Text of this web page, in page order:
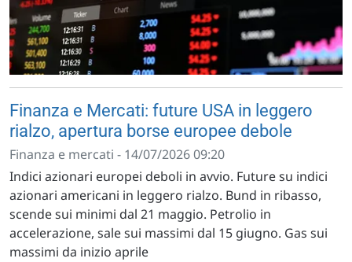
Finanza e Mercati: future USA in leggero
rialzo, apertura borse europee debole
Finanza e mercati - 14/07/2026 09:20
Indici azionari europei deboli in avvio. Future su indici
azionari americani in leggero rialzo. Bund in ribasso,
scende sui minimi dal 21 maggio. Petrolio in
accelerazione, sale sui massimi dal 15 giugno. Gas sui
massimi da inizio aprile